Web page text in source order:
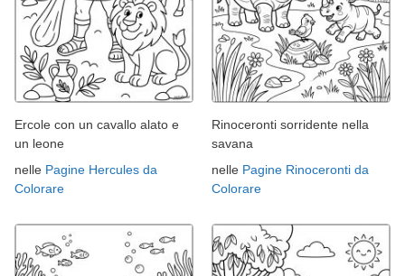
Ercole con un cavallo alato e
un leone
nelle Pagine Hercules da
Colorare
Rinoceronti sorridente nella
savana
nelle Pagine Rinoceronti da
Colorare